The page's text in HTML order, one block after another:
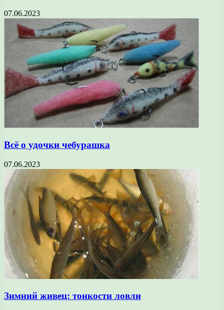
07.06.2023
Всё о удочки чебурашка
07.06.2023
Зимний живец: тонкости ловли